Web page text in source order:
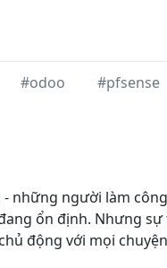
#odoo #pfsense
những người làm
ổn định. Nhưng
động với mọi